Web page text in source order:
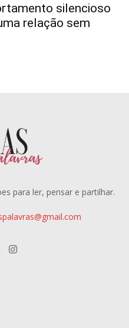
silencioso
relação sem
para ler, pensar e partilhar.